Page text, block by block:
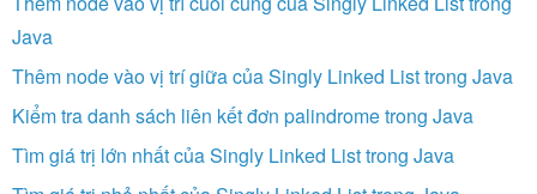
Java
Thêm node vào vị trí giữa của Singly Linked List trong Java
Kiểm tra danh sách liên kết đơn palindrome trong Java
Tìm giá trị lớn nhất của Singly Linked List trong Java